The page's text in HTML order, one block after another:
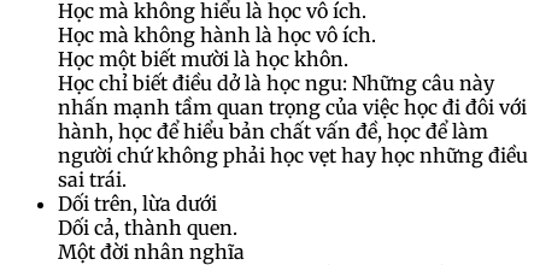
Học mà không hiểu là học vô ích.
Học mà không hành là học vô ích.
Học một biết mười là học khôn.
Học chỉ biết điều dở là học ngu: Những câu này
nhấn mạnh tầm quan trọng của việc học đi đôi với
hành, học để hiểu bản chất vấn đề, học để làm
người chứ không phải học vẹt hay học những điều
sai trái.
Dối trên, lừa dưới
Dối cả, thành quen.
Một đời nhân nghĩa